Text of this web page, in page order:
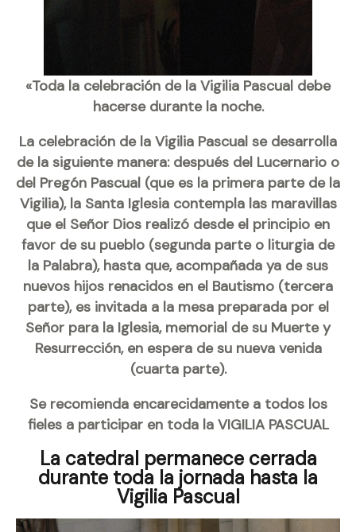
«Toda la celebración de la Vigilia Pascual debe
hacerse durante la noche.
La celebración de la Vigilia Pascual se desarrolla
de la siguiente manera: después del Lucernario o
del Pregón Pascual (que es la primera parte de la
Vigilia), la Santa Iglesia contempla las maravillas
que el Señor Dios realizó desde el principio en
favor de su pueblo (segunda parte o liturgia de
la Palabra), hasta que, acompañada ya de sus
nuevos hijos renacidos en el Bautismo (tercera
parte), es invitada a la mesa preparada por el
Señor para la Iglesia, memorial de su Muerte y
Resurrección, en espera de su nueva venida
(cuarta parte).
Se recomienda encarecidamente a todos los
fieles a participar en toda la VIGILIA PASCUAL
La catedral permanece cerrada
durante toda la jornada hasta la
Vigilia Pascual